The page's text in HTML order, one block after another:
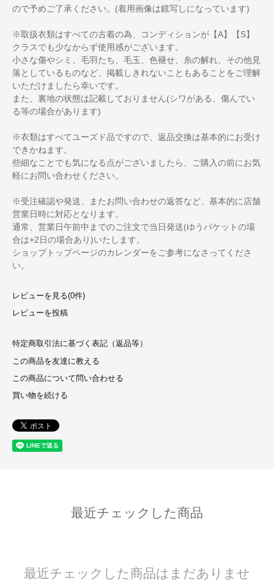
ので予めご了承ください。(着用画像は鏡写しになっています)
※取扱衣類はすべての古着の為、コンディションが【A】【S】
クラスでも少なからず使用感がございます。
小さな傷やシミ、毛羽たち、毛玉、色褪せ、糸の解れ、その他見
落としているものなど、掲載しきれないこともあることをご理解
いただけましたら幸いです。
また、裏地の状態は記載しておりません(シワがある、傷んでい
る等の場合があります)
※衣類はすべてユーズド品ですので、返品交換は基本的にお受け
できかねます。
些細なことでも気になる点がございましたら、ご購入の前にお気
軽にお問い合わせください。
※受注確認や発送、またお問い合わせの返答など、基本的に店舗
営業日時に対応となります。
通常、営業日午前中までのご注文で当日発送(ゆうパケットの場
合は+2日の場合あり)いたします。
ショップトップページのカレンダーをご参考になさってくださ
い。
レビューを見る(0件)
レビューを投稿
特定商取引法に基づく表記（返品等）
この商品を友達に教える
この商品について問い合わせる
買い物を続ける
最近チェックした商品
最近チェックした商品はまだありませ